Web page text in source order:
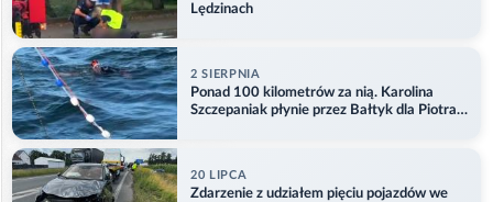
Lędzinach
2 SIERPNIA
Ponad 100 kilometrów za nią. Karolina
Szczepaniak płynie przez Bałtyk dla Piotra.
20 LIPCA
Zdarzenie z udziałem pięciu pojazdów we